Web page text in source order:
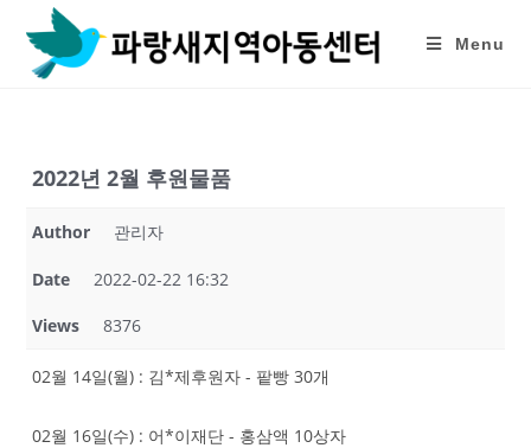
content
Menu
2022년 2월 후원물품
Author 관리자
Date 2022-02-22 16:32
Views 8376
02월 14일(월) : 김*제후원자 - 팥빵 30개
02월 16일(수) : 어*이재단 - 홍삼액 10상자